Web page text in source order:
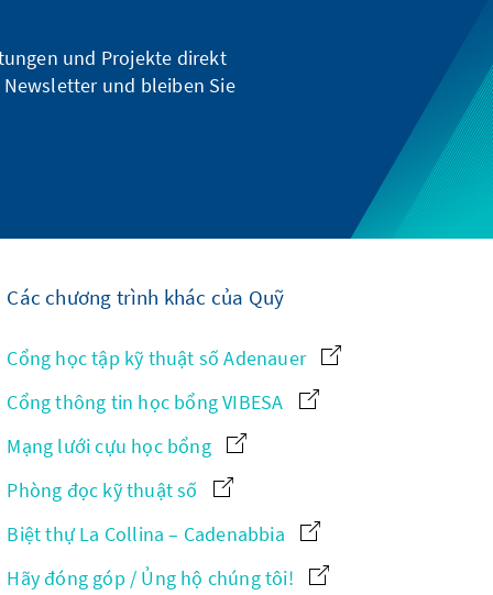
und Projekte direkt
und bleiben Sie
Các chương trình khác của Quỹ
Cổng học tập kỹ thuật số Adenauer
Cổng thông tin học bổng VIBESA
Mạng lưới cựu học bổng
Phòng đọc kỹ thuật số
Biệt thự La Collina – Cadenabbia
Hãy đóng góp / Ủng hộ chúng tôi!